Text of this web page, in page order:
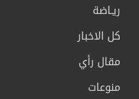
ريـاضة
كل الاخبار
مقال رأي
منوعات